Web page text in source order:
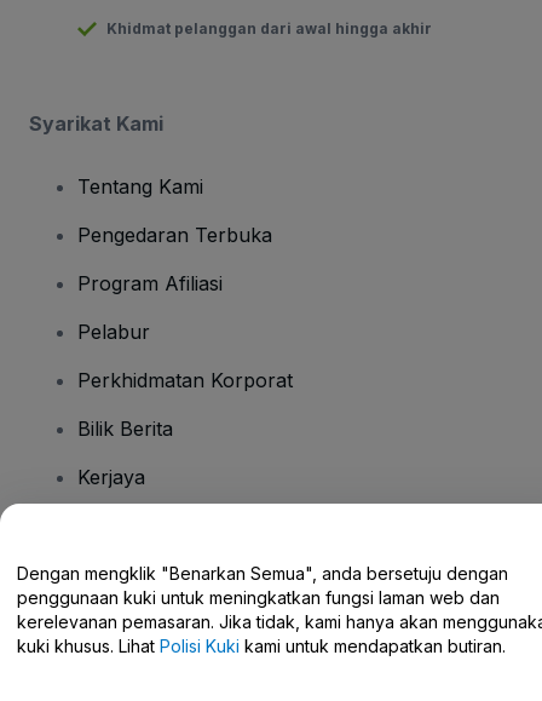
Khidmat pelanggan dari awal hingga akhir
Syarikat Kami
Tentang Kami
Pengedaran Terbuka
Program Afiliasi
Pelabur
Perkhidmatan Korporat
Bilik Berita
Kerjaya
Pusat Bantuan / Hubungi Kami
Dengan mengklik "Benarkan Semua", anda bersetuju dengan
penggunaan kuki untuk meningkatkan fungsi laman web dan
kerelevanan pemasaran. Jika tidak, kami hanya akan
kuki khusus. Lihat Polisi Kuki kami untuk mendapatkan butiran.